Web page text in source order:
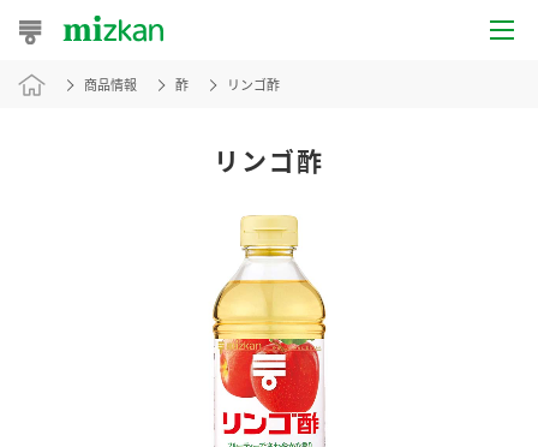
おうちレシピ
商品情報 酢 リンゴ酢
リンゴ酢